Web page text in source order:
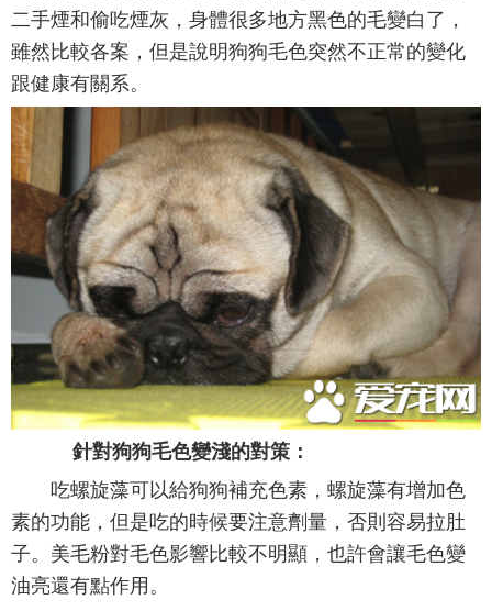
二手煙和偷吃煙灰，身體很多地方黑色的毛變白了，
雖然比較各案，但是說明狗狗毛色突然不正常的變化
跟健康有關系。
針對狗狗毛色變淺的對策：
吃螺旋藻可以給狗狗補充色素，螺旋藻有增加色
素的功能，但是吃的時候要注意劑量，否則容易拉肚
子。美毛粉對毛色影響比較不明顯，也許會讓毛色變
油亮還有點作用。